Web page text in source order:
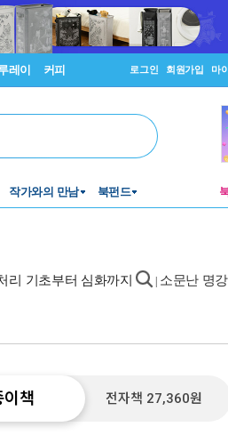
레이 커피 로그인 회원가입 마
작가와의 만남 북펀드
리 기초부터 심화까지 소문난 명
이책 전자책 27,360원